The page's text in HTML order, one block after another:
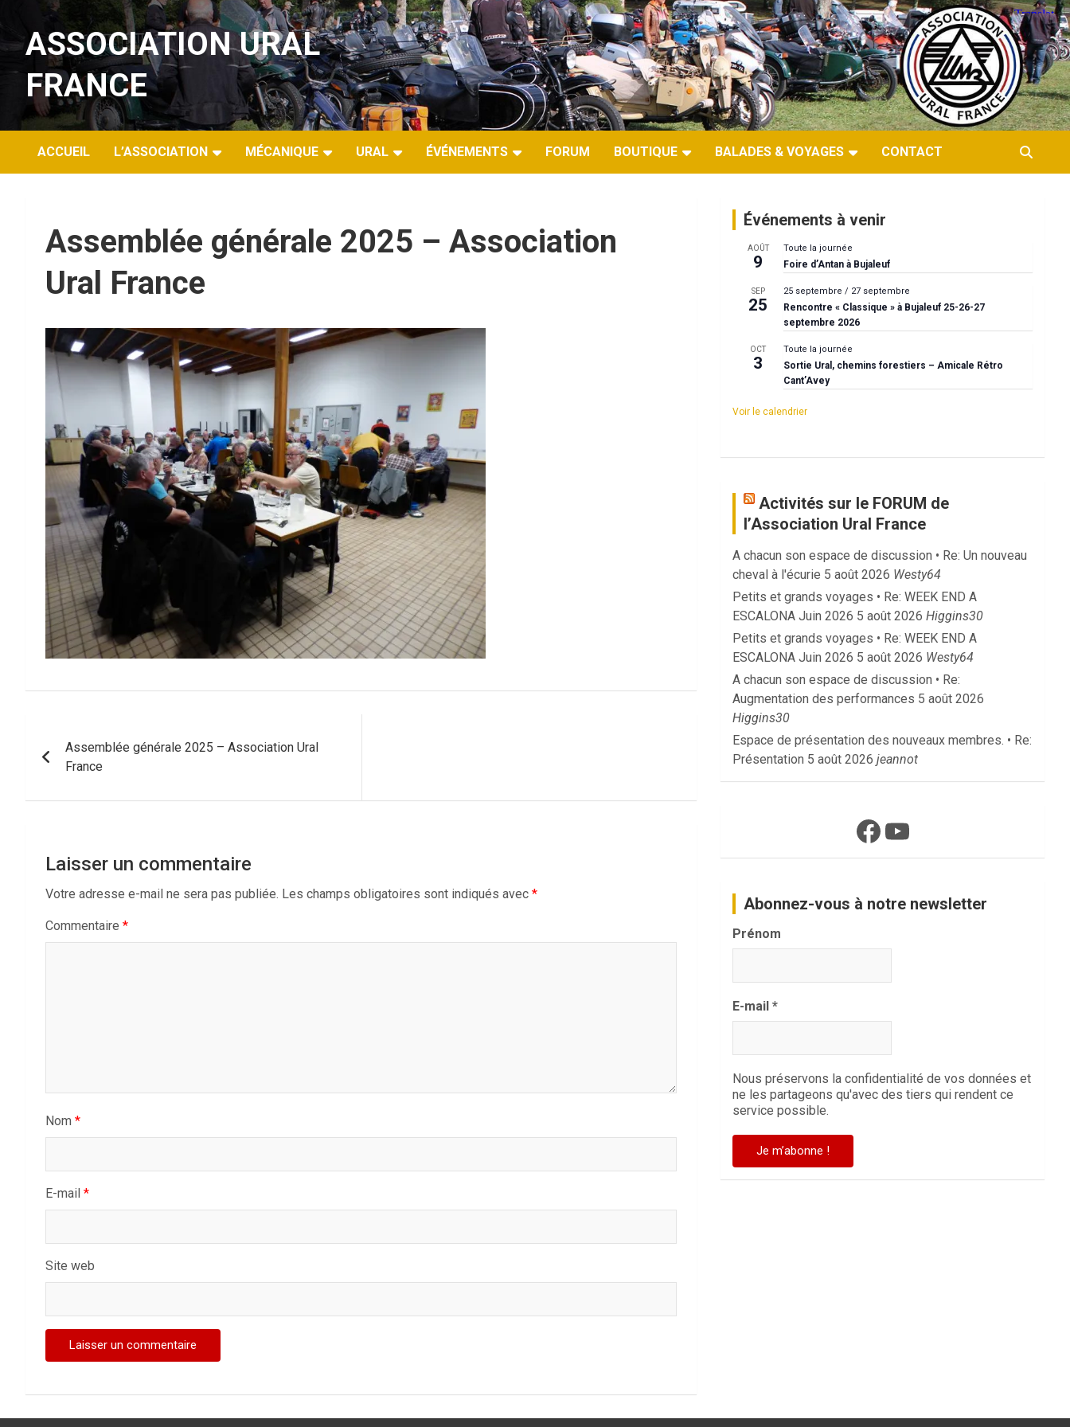
au
contenuASSOCIATION URAL
FRANCE
ACCUEIL L’ASSOCIATION MÉCANIQUE URAL ÉVÉNEMENTS FORUM BOUTIQUE BALADES & VOYAGES CONTACT
Assemblée générale 2025 – Association
Ural France
de
Assemblée générale 2025 – Association Ural
France
Laisser un commentaire
Votre adresse e-mail ne sera pas publiée. Les champs obligatoires sont indiqués avec *
Commentaire *
Nom *
E-mail *
Site web
Événements à venir
AOÛT
9
Toute la journée
Foire d’Antan à Bujaleuf
SEP
25
25 septembre / 27 septembre
Rencontre « Classique » à Bujaleuf 25-26-27
septembre 2026
OCT
3
Toute la journée
Sortie Ural, chemins forestiers – Amicale Rétro
Cant’Avey
Voir le calendrier
Activités sur le FORUM de
l’Association Ural France
A chacun son espace de discussion • Re: Un nouveau
cheval à l'écurie 5 août 2026 Westy64
Petits et grands voyages • Re: WEEK END A
ESCALONA Juin 2026 5 août 2026 Higgins30
Petits et grands voyages • Re: WEEK END A
ESCALONA Juin 2026 5 août 2026 Westy64
A chacun son espace de discussion • Re:
Augmentation des performances 5 août 2026
Higgins30
Espace de présentation des nouveaux membres. • Re:
Présentation 5 août 2026 jeannot
Facebook
YouTube
Abonnez-vous à notre newsletter
Prénom
E-mail*
Nous préservons la confidentialité de vos données et
ne les partageons qu'avec des tiers qui rendent ce
service possible.